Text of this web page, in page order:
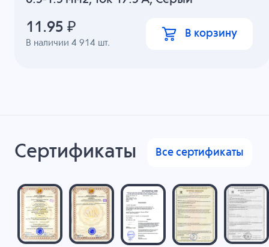
В наличии4 914 шт.
11.95 ₽ В корзину
Сертификаты Все сертификаты